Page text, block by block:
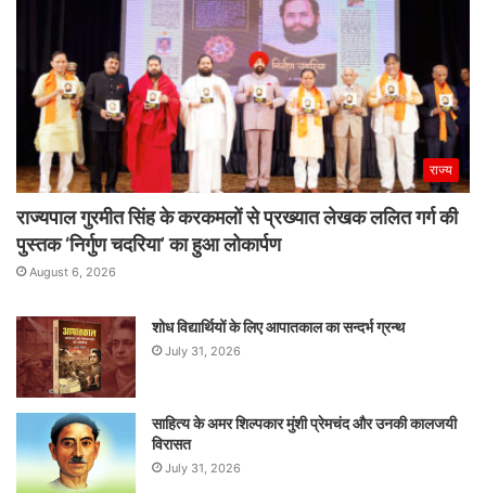
राज्य
राज्यपाल गुरमीत सिंह के करकमलों से प्रख्यात लेखक ललित गर्ग की
पुस्तक ‘निर्गुण चदरिया’ का हुआ लोकार्पण
August 6, 2026
शोध विद्यार्थियों के लिए आपातकाल का सन्दर्भ ग्रन्थ
July 31, 2026
साहित्य के अमर शिल्पकार मुंशी प्रेमचंद और उनकी कालजयी
विरासत
July 31, 2026